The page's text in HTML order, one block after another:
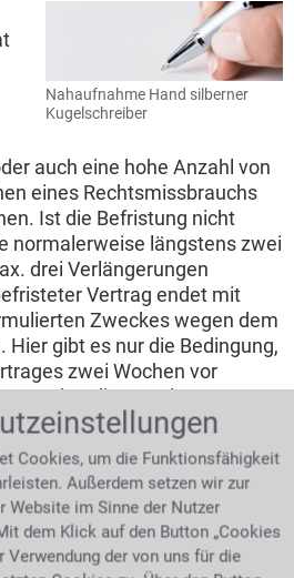
Nahaufnahme Hand silberner
Kugelschreiber
auch eine hohe Anzahl von
eines Rechtsmissbrauchs
Ist die Befristung nicht
normalerweise längstens zwei
drei Verlängerungen
Vertrag endet mit
Zweckes wegen dem
Hier gibt es nur die Bedingung,
zwei Wochen vor
angekündigt werden muss.
Verträge durch ein
um, ohne dass es den
So gilt ein sachgrundloser
von z.B. der Arbeitszeit
abgeschlossen und die
Dann handelt es
Cookies, um die Funktionsfähigkeit
Außerdem setzen wir zur
Website im Sinne der Nutzer
dem Klick auf den Button „Cookies
Verwendung der von uns für die